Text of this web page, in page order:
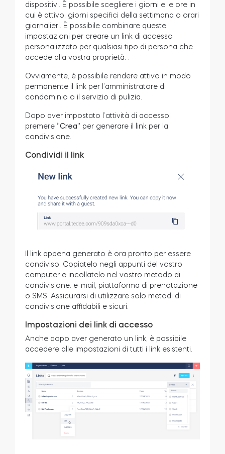
dispositivi. È possibile scegliere i giorni e le ore in
cui è attivo, giorni specifici della settimana o orari
giornalieri. È possibile combinare queste
impostazioni per creare un link di accesso
personalizzato per qualsiasi tipo di persona che
accede alla vostra proprietà.
Ovviamente, è possibile rendere attivo in modo
permanente il link per l’amministratore di
condominio o il servizio di pulizia.
Dopo aver impostato l’attività di accesso,
premere “Crea” per generare il link per la
condivisione.
Condividi il link
Il link appena generato è ora pronto per essere
condiviso. Copiatelo negli appunti del vostro
computer e incollatelo nel vostro metodo di
condivisione: e-mail, piattaforma di prenotazione
o SMS. Assicurarsi di utilizzare solo metodi di
condivisione affidabili e sicuri.
Impostazioni dei link di accesso
Anche dopo aver generato un link, è possibile
accedere alle impostazioni di tutti i link esistenti.